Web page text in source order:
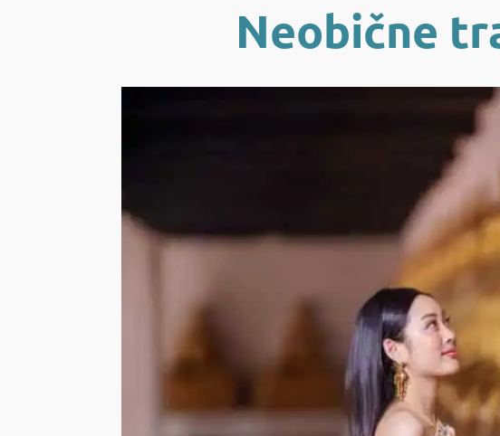
Neobične